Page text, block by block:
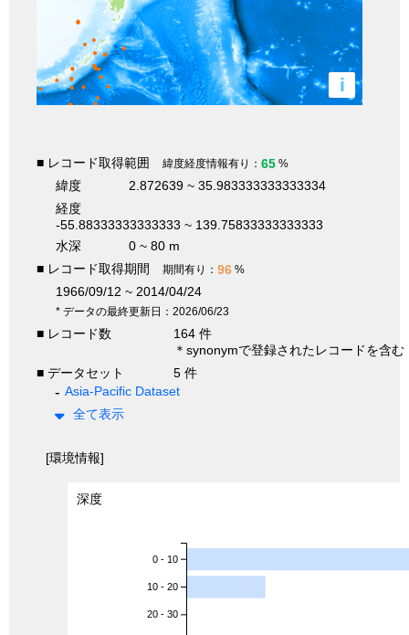
i
■ レコード取得範囲 緯度経度情報有り： 65 %
緯度
2.872639 ~ 35.983333333333334
経度
-55.88333333333333 ~ 139.75833333333333
水深
0 ~ 80 m
■ レコード取得期間
期間有り： 96 %
1966/09/12 ~ 2014/04/24
* データの最終更新日：2026/06/23
■ レコード数
164 件
＊synonymで登録されたレコードを含む
■ データセット
5 件
Asia-Pacific Dataset
全て表示
[環境情報]
深度
0 - 10
10 - 20
20 - 30